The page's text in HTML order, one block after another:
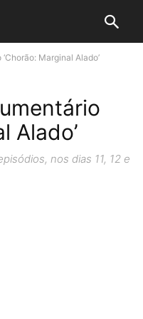
Marginal Alado’
Alado’
nos dias 11, 12 e